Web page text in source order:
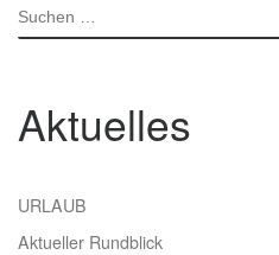
SUCHE
Aktuelles
URLAUB
Aktueller Rundblick